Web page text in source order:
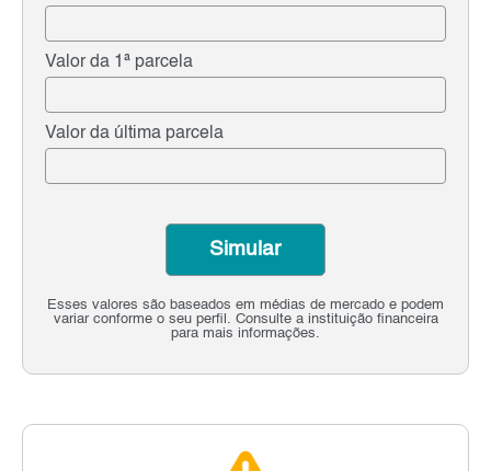
Valor da 1ª parcela
Valor da última parcela
Esses valores são baseados em médias de mercado e podem
variar conforme o seu perfil. Consulte a instituição financeira
para mais informações.
Simular